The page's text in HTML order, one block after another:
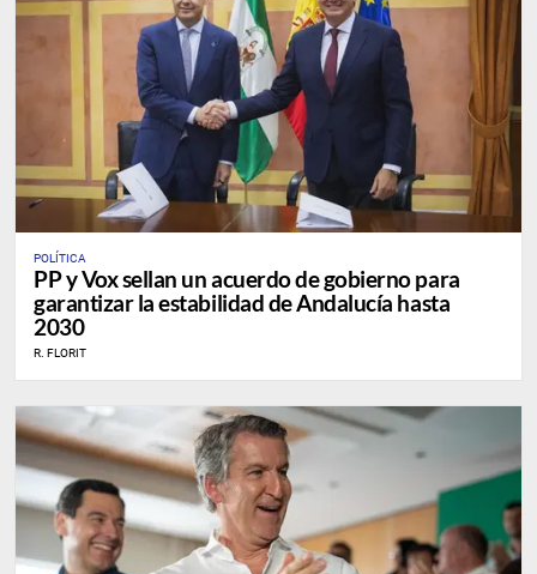
POLÍTICA
PP y Vox sellan un acuerdo de gobierno para
garantizar la estabilidad de Andalucía hasta
2030
R. FLORIT